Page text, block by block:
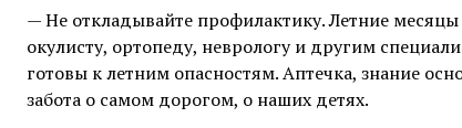
— Не откладывайте профилактику. Летние
окулисту, ортопеду, неврологу и другим
готовы к летним опасностям. Аптечка, знание
забота о самом дорогом, о наших детях.